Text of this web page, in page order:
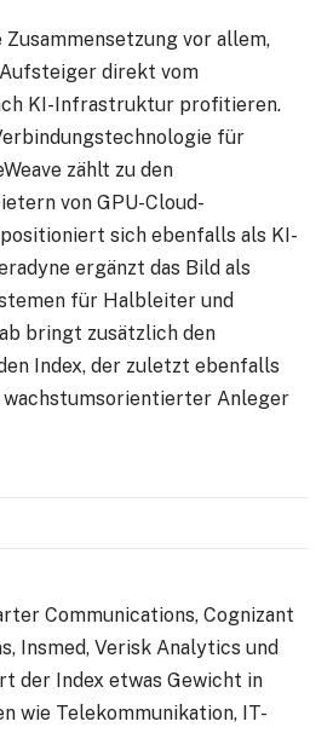
vor allem,
direkt vom
KI-Infrastruktur profitieren.
für
zählt zu den
von GPU-Cloud-
positioniert sich ebenfalls als KI-
ergänzt das Bild als
für Halbleiter und
bringt zusätzlich den
Index, der zuletzt ebenfalls
wachstumsorientierter Anleger
Communications, Cognizant
, Insmed, Verisk Analytics und
der Index etwas Gewicht in
wie Telekommunikation, IT-